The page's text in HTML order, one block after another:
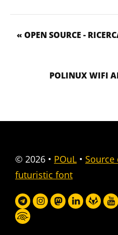
« OPEN SOURCE -
POLINUX WIFI
© 2026 • POuL • Source
futuristic font